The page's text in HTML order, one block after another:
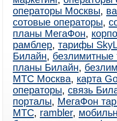
операторы Москвы,
сотовые операторы,
планы МегаФон,
рамблер, тарифы
Билайн,
планы Билайн,
МТС Москва, карта
операторы, связь
порталы, МегаФон
МТС, rambler,